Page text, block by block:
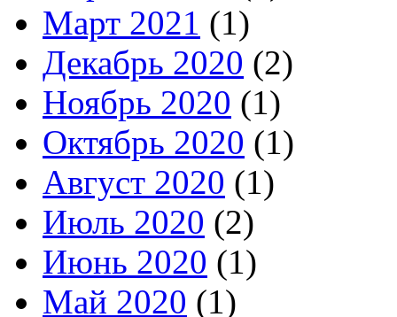
Март 2021 (1)
Декабрь 2020 (2)
Ноябрь 2020 (1)
Октябрь 2020 (1)
Август 2020 (1)
Июль 2020 (2)
Июнь 2020 (1)
Май 2020 (1)